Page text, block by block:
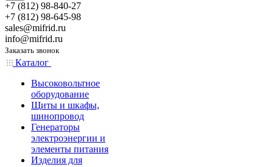
+7 (812) 98-840-27
+7 (812) 98-645-98
sales@mifrid.ru
info@mifrid.ru
Заказать звонок
Каталог
Высоковольтное
оборудование
Щиты и шкафы,
шинопровод
Генераторы
электроэнергии и
элементы питания
Изделия для